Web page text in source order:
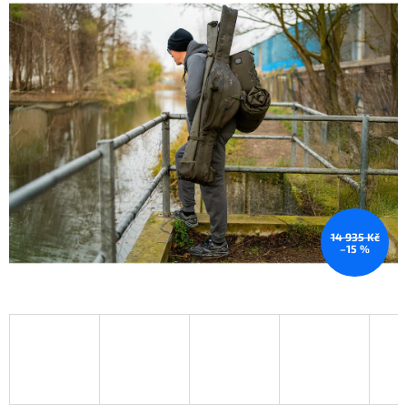
0,0
z
5
hvězdiček.
14 935 Kč
–15 %